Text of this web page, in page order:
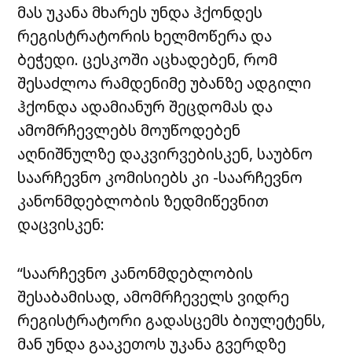
მას უკანა მხარეს უნდა ჰქონდეს
რეგისტრატორის ხელმოწერა და
ბეჭედი. ცესკოში აცხადებენ, რომ
შესაძლოა რამდენიმე უბანზე ადგილი
ჰქონდა ადამიანურ შეცდომას და
ამომრჩევლებს მოუწოდებენ
აღნიშნულზე დაკვირვებისკენ, საუბნო
საარჩევნო კომისიებს კი -საარჩევნო
კანონმდებლობის ზედმიწევნით
დაცვისკენ:
“საარჩევნო კანონმდებლობის
შესაბამისად, ამომრჩეველს ვიდრე
რეგისტრატორი გადასცემს ბიულეტენს,
მან უნდა გააკეთოს უკანა გვერდზე